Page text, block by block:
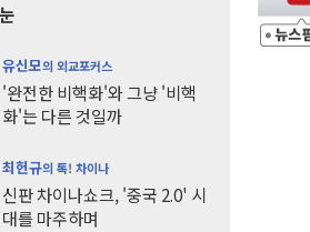
유신모의 외교포커스
'완전한 비핵화'와 그냥 '비핵
화'는 다른 것일까
최헌규의 톡! 차이나
신판 차이나쇼크, '중국 2.0' 시
대를 마주하며